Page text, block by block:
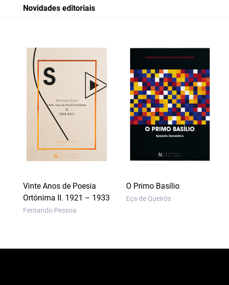
Novidades editoriais
Vinte Anos de Poesia
Ortónima II. 1921 – 1933
Fernando Pessoa
O Primo Basílio
Eça de Queirós